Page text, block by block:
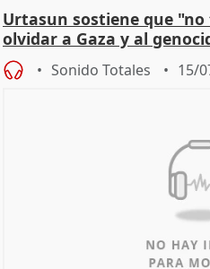
Urtasun sostiene que
olvidar a Gaza y al
Sonido Totales 15/